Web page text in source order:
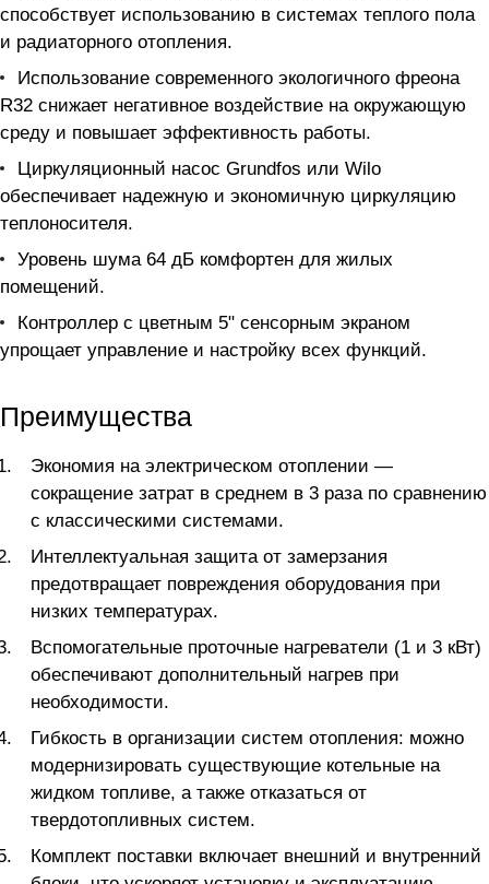
способствует использованию в системах теплого пола
и радиаторного отопления.
Использование современного экологичного фреона
R32 снижает негативное воздействие на окружающую
среду и повышает эффективность работы.
Циркуляционный насос Grundfos или Wilo
обеспечивает надежную и экономичную циркуляцию
теплоносителя.
Уровень шума 64 дБ комфортен для жилых
помещений.
Контроллер с цветным 5" сенсорным экраном
упрощает управление и настройку всех функций.
Преимущества
Экономия на электрическом отоплении —
сокращение затрат в среднем в 3 раза по сравнению
с классическими системами.
Интеллектуальная защита от замерзания
предотвращает повреждения оборудования при
низких температурах.
Вспомогательные проточные нагреватели (1 и 3 кВт)
обеспечивают дополнительный нагрев при
необходимости.
Гибкость в организации систем отопления: можно
модернизировать существующие котельные на
жидком топливе, а также отказаться от
твердотопливных систем.
Комплект поставки включает внешний и внутренний